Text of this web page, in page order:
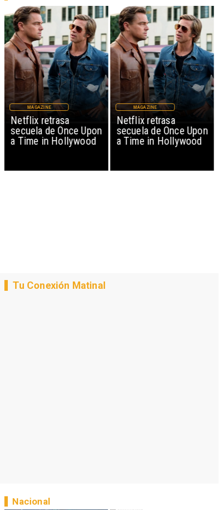
Netflix retrasa
secuela de Once Upon
a Time in Hollywood
MAGAZINE
Netflix retrasa
secuela de Once Upon
a Time in Hollywood
MAGAZINE
Tu Conexión Matinal
Nacional